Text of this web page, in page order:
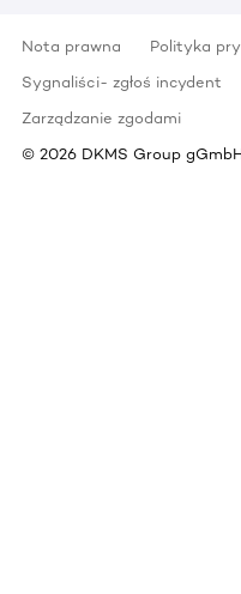
Nota prawna Polityka
Sygnaliści- zgłoś incydent
Zarządzanie zgodami
© 2026 DKMS Group